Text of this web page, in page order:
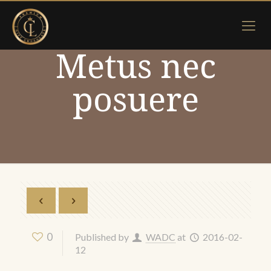
Metus nec
posuere
0 Published by WADC at
2016-02-
12